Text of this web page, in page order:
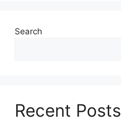
Search
Recent Posts